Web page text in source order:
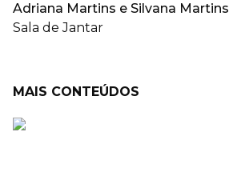
Adriana Martins e Silvana Martins
Sala de Jantar
MAIS CONTEÚDOS